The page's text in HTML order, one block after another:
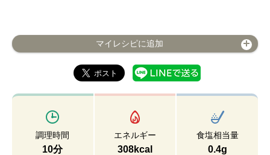
マイレシピに追加
調理時間
10分
エネルギー
308kcal
食塩相当量
0.4g